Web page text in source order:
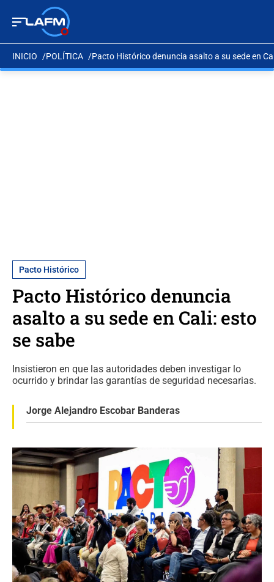
INICIO POLÍTICA Pacto Histórico denuncia asalto a su sede en
Pacto Histórico
Pacto Histórico denuncia
asalto a su sede en Cali: esto
se sabe
Insistieron en que las autoridades deben investigar lo
ocurrido y brindar las garantías de seguridad necesarias.
Jorge Alejandro Escobar Banderas